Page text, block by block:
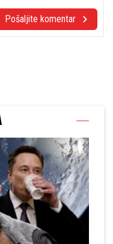
Pošaljite komentar